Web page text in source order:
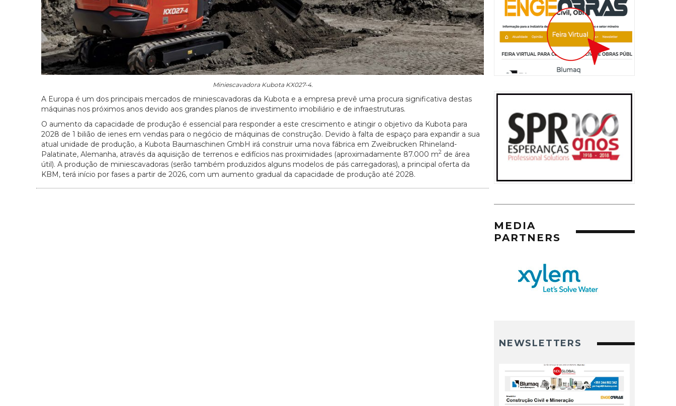
Miniescavadora Kubota KX027-4.
A Europa é um dos principais mercados de miniescavadoras da Kubota e a empresa prevê uma procura significativa destas
máquinas nos próximos anos devido aos grandes planos de investimento imobiliário e de infraestruturas.
O aumento da capacidade de produção é essencial para responder a este crescimento e atingir o objetivo da Kubota para
2028 de 1 bilião de ienes em vendas para o negócio de máquinas de construção. Devido à falta de espaço para expandir a sua
atual unidade de produção, a Kubota Baumaschinen GmbH irá construir uma nova fábrica em Zweibrucken Rhineland-
Palatinate, Alemanha, através da aquisição de terrenos e edifícios nas proximidades (aproximadamente 87.000 m2 de área
útil). A produção de miniescavadoras (serão também produzidos alguns modelos de pás carregadoras), a principal oferta da
KBM, terá início por fases a partir de 2026, com um aumento gradual da capacidade de produção até 2028.
MEDIA
PARTNERS
NEWSLETTERS